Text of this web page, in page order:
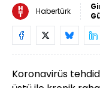
Habertürk
Koronavirüs